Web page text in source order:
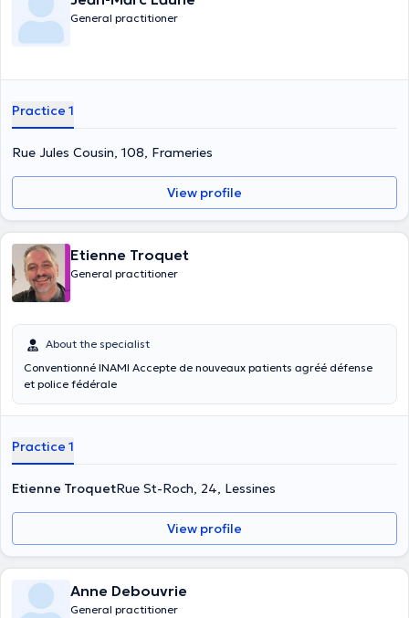
General practitioner
Practice 1
Rue Jules Cousin, 108, Frameries
View profile
Etienne Troquet
General practitioner
About the specialist
Conventionné INAMI Accepte de nouveaux patients agréé défense
et police fédérale
Practice 1
Etienne TroquetRue St-Roch, 24, Lessines
View profile
Anne Debouvrie
General practitioner